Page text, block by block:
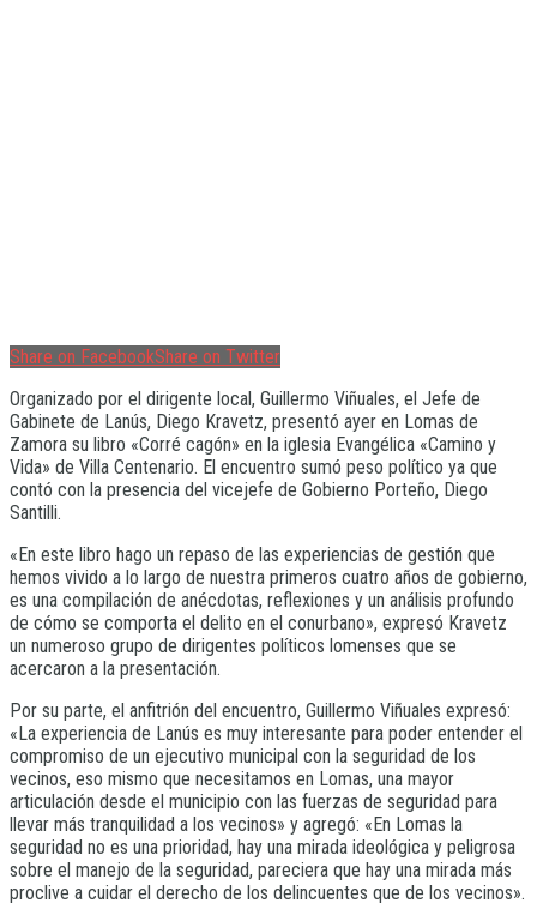
Share on FacebookShare on Twitter
Organizado por el dirigente local, Guillermo Viñuales, el Jefe de
Gabinete de Lanús, Diego Kravetz, presentó ayer en Lomas de
Zamora su libro «Corré cagón» en la iglesia Evangélica «Camino y
Vida» de Villa Centenario. El encuentro sumó peso político ya que
contó con la presencia del vicejefe de Gobierno Porteño, Diego
Santilli.
«En este libro hago un repaso de las experiencias de gestión que
hemos vivido a lo largo de nuestra primeros cuatro años de gobierno,
es una compilación de anécdotas, reflexiones y un análisis profundo
de cómo se comporta el delito en el conurbano», expresó Kravetz
un numeroso grupo de dirigentes políticos lomenses que se
acercaron a la presentación.
Por su parte, el anfitrión del encuentro, Guillermo Viñuales expresó:
«La experiencia de Lanús es muy interesante para poder entender el
compromiso de un ejecutivo municipal con la seguridad de los
vecinos, eso mismo que necesitamos en Lomas, una mayor
articulación desde el municipio con las fuerzas de seguridad para
llevar más tranquilidad a los vecinos» y agregó: «En Lomas la
seguridad no es una prioridad, hay una mirada ideológica y peligrosa
sobre el manejo de la seguridad, pareciera que hay una mirada más
proclive a cuidar el derecho de los delincuentes que de los vecinos».